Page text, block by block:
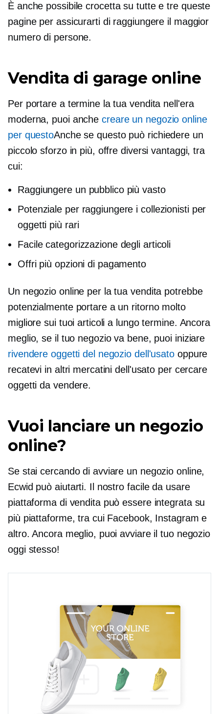
È anche possibilecrocettasu tutte e tre queste
pagine per assicurarti di raggiungere il maggior
numero di persone.
Vendita di garage online
Per portare a termine la tua vendita nell'era
moderna, puoi anche creare un negozio online
per questoAnche se questo può richiedere un
piccolo sforzo in più, offre diversi vantaggi, tra
cui:
Raggiungere un pubblico più vasto
Potenziale per raggiungere i collezionisti per
oggetti più rari
Facile categorizzazione degli articoli
Offri più opzioni di pagamento
Un negozio online per la tua vendita potrebbe
potenzialmente portare a un ritorno molto
migliore sui tuoi articoli a lungo termine. Ancora
meglio, se il tuo negozio va bene, puoi iniziare
rivendere oggetti del negozio dell'usato oppure
recatevi in ​​altri mercatini dell'usato per cercare
oggetti da vendere.
Vuoi lanciare un negozio
online?
Se stai cercando di avviare un negozio online,
Ecwid può aiutarti. Il nostro facile da usare
piattaforma di vendita può essere integrata su
più piattaforme, tra cui Facebook, Instagram e
altro. Ancora meglio, puoi avviare il tuo negozio
oggi stesso!